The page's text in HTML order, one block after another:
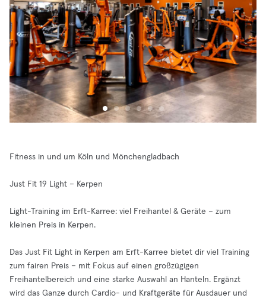
Fitness in und um Köln und Mönchengladbach
Just Fit 19 Light – Kerpen
Light-Training im Erft-Karree: viel Freihantel & Geräte – zum
kleinen Preis in Kerpen.
Das Just Fit Light in Kerpen am Erft-Karree bietet dir viel Training
zum fairen Preis – mit Fokus auf einen großzügigen
Freihantelbereich und eine starke Auswahl an Hanteln. Ergänzt
wird das Ganze durch Cardio- und Kraftgeräte für Ausdauer und